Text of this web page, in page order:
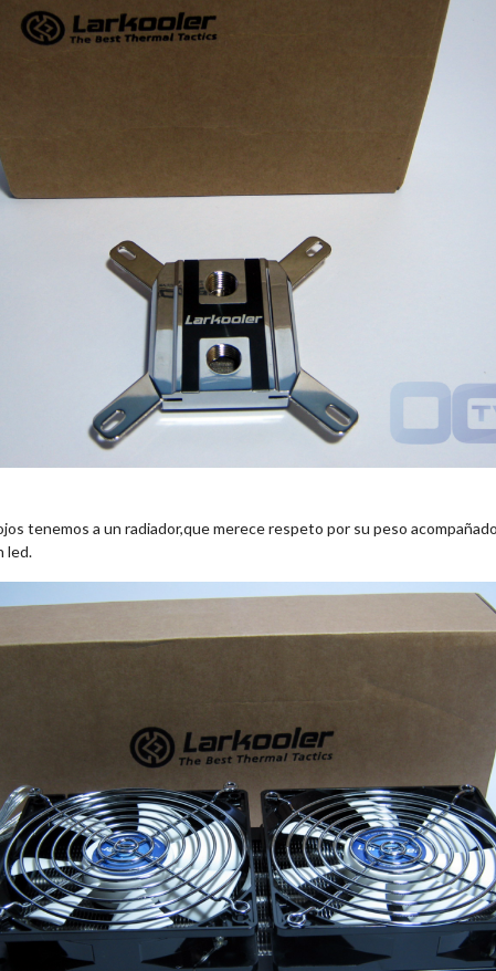
tenemos a un radiador,que merece respeto por su peso
led.